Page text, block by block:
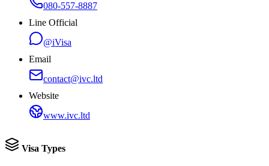
080-557-8887
Line Official
@iVisa
Email
contact@ivc.ltd
Website
www.ivc.ltd
Visa Types